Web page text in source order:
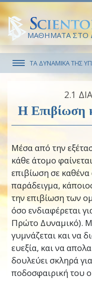
ΜΑΘΗΜΑΤΑ ΣΤΟ
ΤΑ ΔΥΝΑΜΙΚΑ ΤΗΣ
2.‎1
Η Επιβίωση
Μέσα από την
κάθε άτομο
επιβίωση σε
παράδειγμα,
την επιβίωση των
όσο ενδιαφέρεται
Πρώτο Δυναμικό).
γυμνάζεται και να
ευεξία, και να
δουλεύει σκληρά
ποδοσφαιρική του